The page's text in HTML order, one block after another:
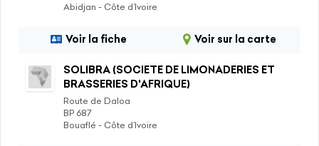
Abidjan - Côte d’Ivoire
Voir la fiche Voir sur la carte
SOLIBRA (SOCIETE DE LIMONADERIES ET
BRASSERIES D'AFRIQUE)
Route de Daloa
BP 687
Bouaflé - Côte d’Ivoire